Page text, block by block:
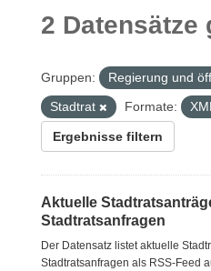
2 Datensätze
Gruppen: Regierung und
Stadtrat
Formate: XML
Ergebnisse filtern
Aktuelle
Stadtratsanfragen
Der Datensatz listet aktuelle
Stadtratsanfragen als RSS-Feed